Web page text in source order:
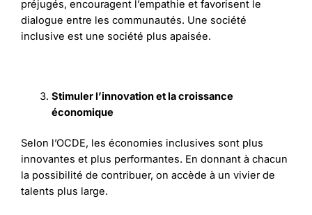
préjugés, encouragent l’empathie et favorisent le
dialogue entre les communautés. Une société
inclusive est une société plus apaisée.
Stimuler l’innovation et la croissance
économique
Selon l’OCDE, les économies inclusives sont plus
innovantes et plus performantes. En donnant à chacun
la possibilité de contribuer, on accède à un vivier de
talents plus large.